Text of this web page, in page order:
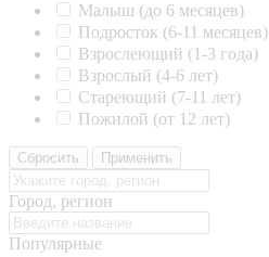
Малыш (до 6 месяцев)
Подросток (6-11 месяцев)
Взрослеющий (1-3 года)
Взрослый (4-6 лет)
Стареющий (7-11 лет)
Пожилой (от 12 лет)
Сбросить Применить
Город, регион
Популярные